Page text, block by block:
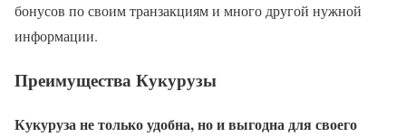
бонусов по своим транзакциям и много другой нужной
информации.
Преимущества Кукурузы
Кукуруза не только удобна, но и выгодна для своего